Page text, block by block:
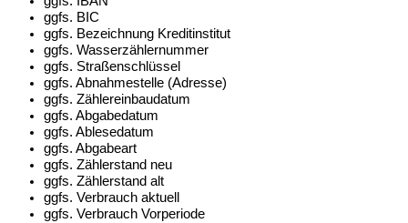
ggfs. BIC
ggfs. Bezeichnung Kreditinstitut
ggfs. Wasserzählernummer
ggfs. Straßenschlüssel
ggfs. Abnahmestelle (Adresse)
ggfs. Zählereinbaudatum
ggfs. Abgabedatum
ggfs. Ablesedatum
ggfs. Abgabeart
ggfs. Zählerstand neu
ggfs. Zählerstand alt
ggfs. Verbrauch aktuell
ggfs. Verbrauch Vorperiode